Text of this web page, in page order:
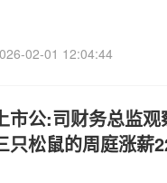
02-01 12:04:44
市公:司财务总监
只松鼠的周庭涨薪